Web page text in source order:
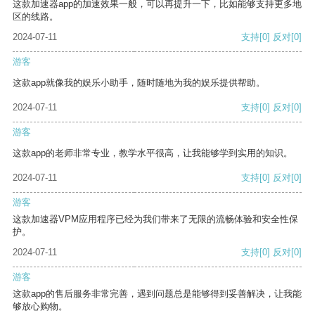
这款加速器app的加速效果一般，可以再提升一下，比如能够支持更多地
区的线路。
2024-07-11
支持[0] 反对[0]
游客
这款app就像我的娱乐小助手，随时随地为我的娱乐提供帮助。
2024-07-11 支持[0] 反对[0]
游客
这款app的老师非常专业，教学水平很高，让我能够学到实用的知识。
2024-07-11 支持[0] 反对[0]
游客
这款加速器VPM应用程序已经为我们带来了无限的流畅体验和安全性保
护。
2024-07-11
支持[0] 反对[0]
游客
这款app的售后服务非常完善，遇到问题总是能够得到妥善解决，让我能
够放心购物。